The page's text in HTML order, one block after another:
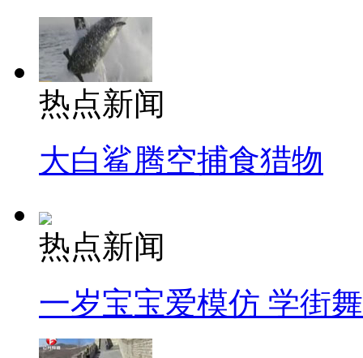
热点新闻
大白鲨腾空捕食猎物
热点新闻
一岁宝宝爱模仿 学街